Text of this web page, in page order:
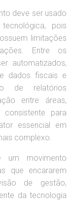
deve ser usado
pois
limitações
Entre os
automatizados,
dados fiscais e
de relatórios
entre áreas,
para
essencial em
complexo.
um movimento
que encararem
de gestão,
da tecnologia